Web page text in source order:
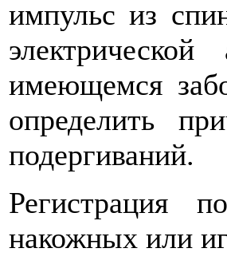
импульс из
имеющемся
определить
подергиваний.
Регистрация
накожных или